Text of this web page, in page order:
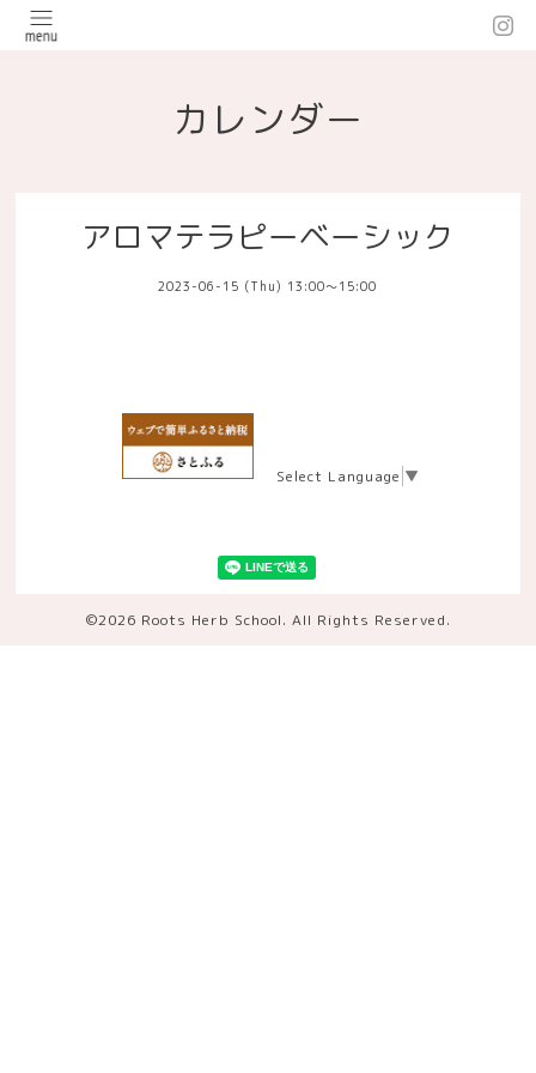
カレンダー
アロマテラピーベーシック
2023-06-15 (Thu) 13:00～15:00
Select Language ▼
©2026 Roots Herb School. All Rights Reserved.